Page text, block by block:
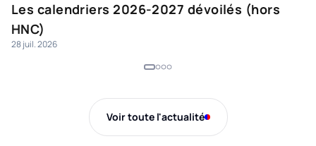
Les calendriers 2026-2027 dévoilés (hors
HNC)
28 juil. 2026
Voir toute l'actualité